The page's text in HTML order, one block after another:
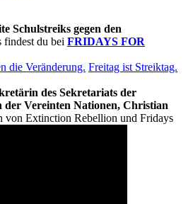
Schulstreiks gegen den
du bei FRIDAYS FOR
die Veränderung. Freitag ist Streiktag.
des Sekretariats der
Vereinten Nationen, Christian
von Extinction Rebellion und Fridays